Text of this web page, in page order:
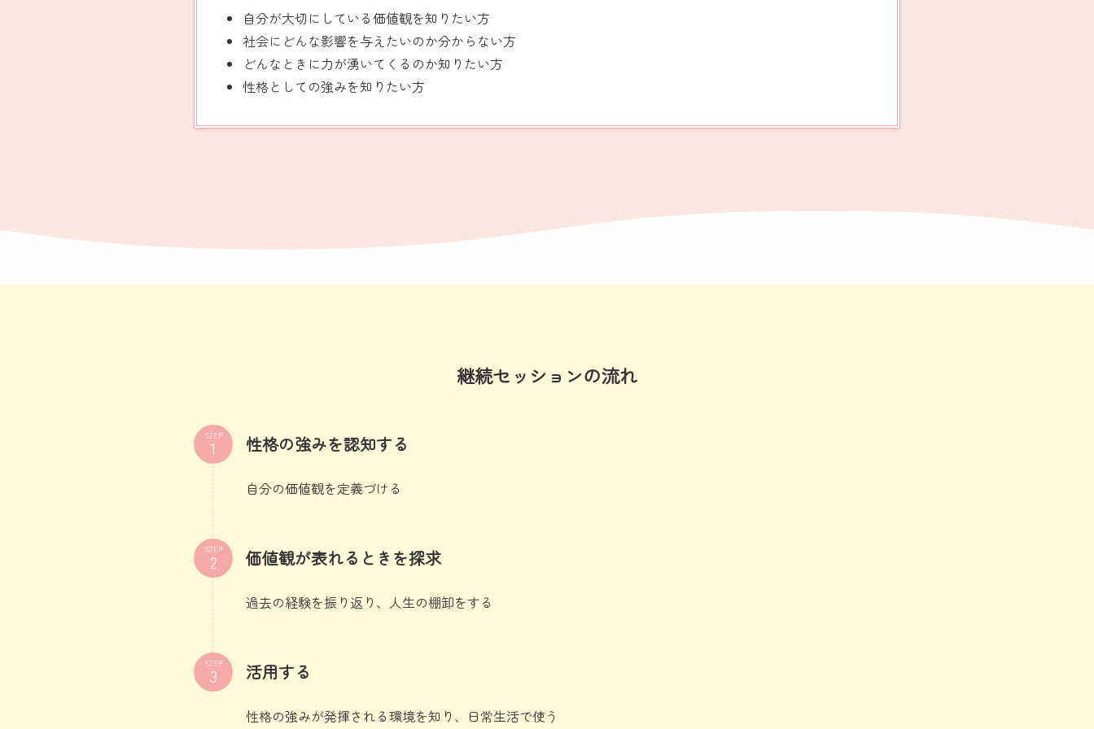
自分が大切にしている価値観を知りたい方
社会にどんな影響を与えたいのか分からない方
どんなときに力が湧いてくるのか知りたい方
性格としての強みを知りたい方
継続セッションの流れ
STEP 性格の強みを認知する
自分の価値観を定義づける
STEP 価値観が表れるときを探求
過去の経験を振り返り、人生の棚卸をする
STEP 活用する
性格の強みが発揮される環境を知り、日常生活で使う